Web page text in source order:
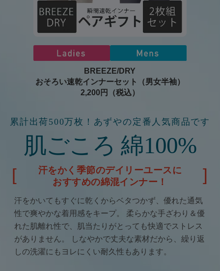
BREEZE/DRY
おそろい速乾インナーセット（男女半袖）
2,200円（税込）
累計出荷500万枚！あずやの定番人気商品です
肌ごころ 綿100%
汗をかく季節のデイリーユースに
おすすめの綿混インナー！
汗をかいてもすぐに乾くからベタつかず、優れた通気
性で爽やかな着用感をキープ。
柔らかな手ざわり＆優
れた肌離れ性で、肌当たりがとっても快適でストレス
がありません。
しなやかで丈夫な素材だから、繰り返
しの洗濯にもヨレにくい耐久性もあります。